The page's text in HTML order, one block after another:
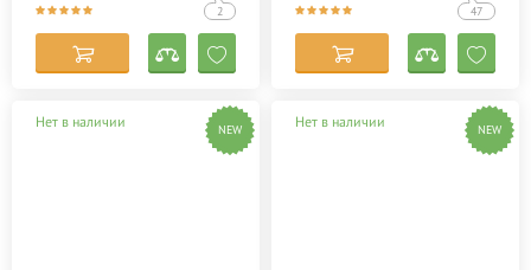
2 47
Нет в наличии NEW Нет в наличии NEW